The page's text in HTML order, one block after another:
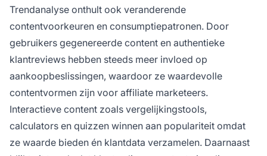
Trendanalyse onthult ook veranderende
contentvoorkeuren en consumptiepatronen. Door
gebruikers gegenereerde content en authentieke
klantreviews hebben steeds meer invloed op
aankoopbeslissingen, waardoor ze waardevolle
contentvormen zijn voor affiliate marketeers.
Interactieve content zoals vergelijkingstools,
calculators en quizzen winnen aan populariteit omdat
ze waarde bieden én klantdata verzamelen. Daarnaast